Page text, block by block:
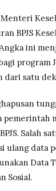
Menteri
BPJS
ini
program
dari satu
pemerintah
Salah
ulang data
Data
Sosial.